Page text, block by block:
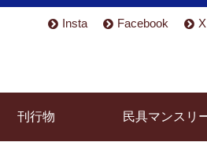
Insta Facebook X
刊行物 民具マンスリ